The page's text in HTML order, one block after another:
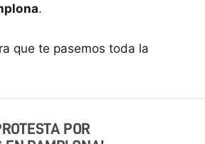
.
que te pasemos toda la
POR